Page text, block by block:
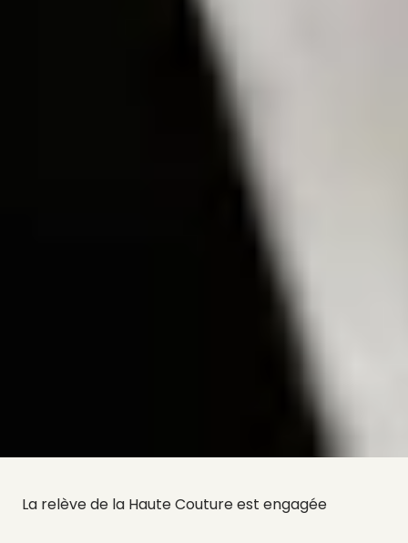
La relève de la Haute Couture est engagée